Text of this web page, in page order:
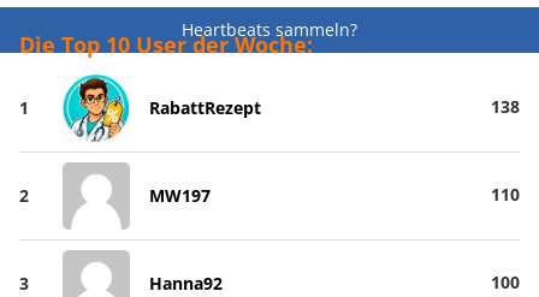
Heartbeats sammeln?
Die Top 10 User der Woche:
1 RabattRezept 138
2 MW197 110
3 Hanna92 100